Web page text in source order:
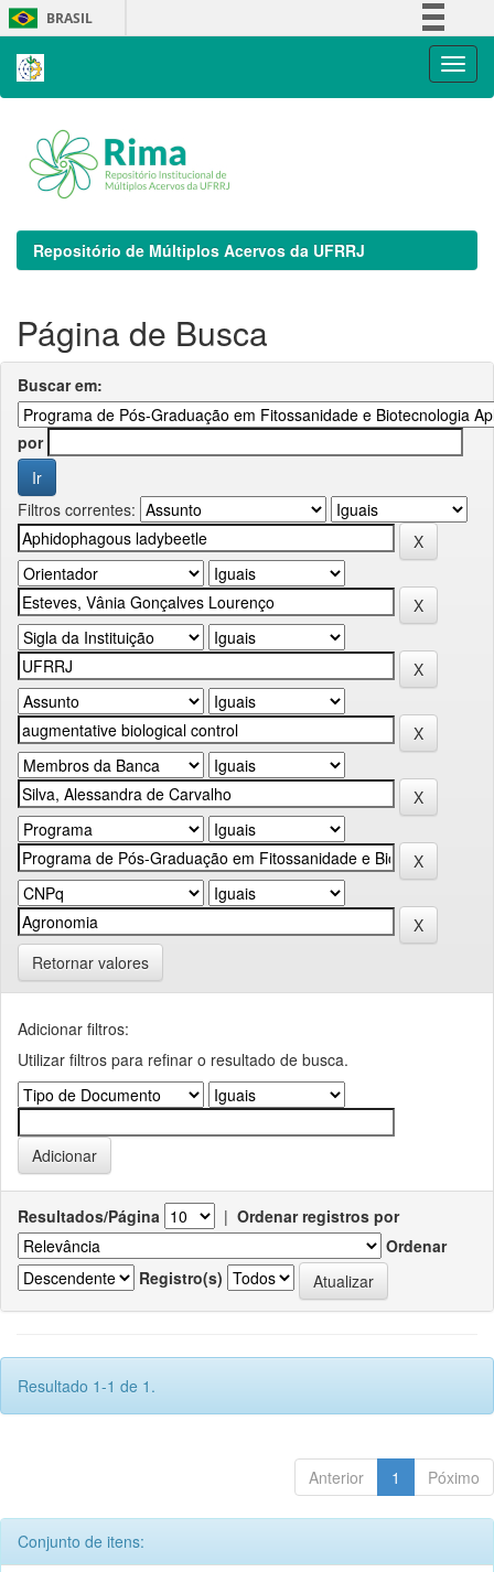
Skip
navigation
BRASIL
Repositório de Múltiplos Acervos da UFRRJ
Página de Busca
Buscar em:
por
Filtros correntes:
Retornar valores
Adicionar filtros:
Utilizar filtros para refinar o resultado de busca.
Resultados/Página | Ordenar registros por
Ordenar
Registro(s)
Resultado 1-1 de 1.
Anterior 1 Póximo
Conjunto de itens: